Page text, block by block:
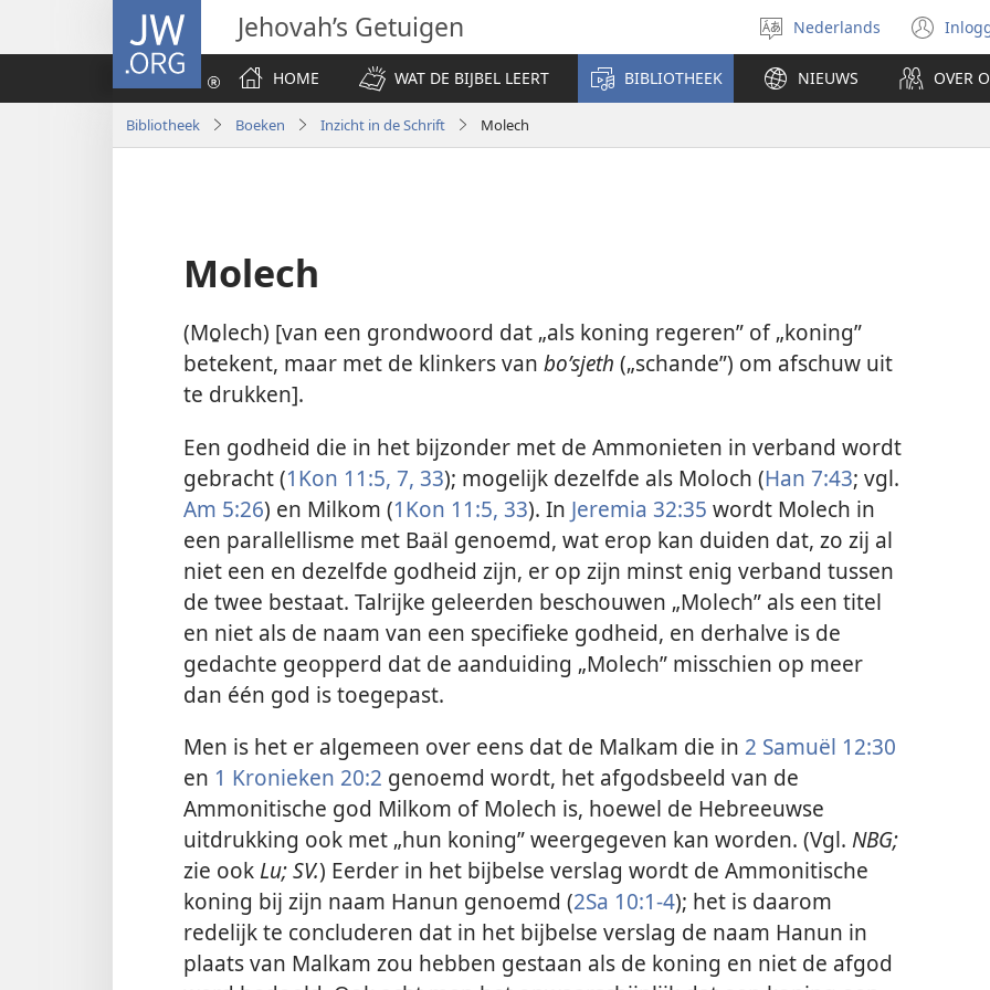
JW.ORG Jehovah’s Getuigen
Taal
selecteren
Nederlands
HOME
WAT DE BIJBEL LEERT BIBLIOTHEEK NIEUWS OVER
Bibliotheek Boeken Inzicht in de Schrift Molech
Molech
(Mo̱lech) [van een grondwoord dat „als koning regeren” of „koning”
betekent, maar met de klinkers van boʹsjeth („schande”) om afschuw uit
te drukken].
Een godheid die in het bijzonder met de Ammonieten in verband wordt
gebracht (1Kon 11:5, 7, 33); mogelijk dezelfde als Moloch (Han 7:43; vgl.
Am 5:26) en Milkom (1Kon 11:5, 33). In Jeremia 32:35 wordt Molech in
een parallellisme met Baäl genoemd, wat erop kan duiden dat, zo zij al
niet een en dezelfde godheid zijn, er op zijn minst enig verband tussen
de twee bestaat. Talrijke geleerden beschouwen „Molech” als een titel
en niet als de naam van een specifieke godheid, en derhalve is de
gedachte geopperd dat de aanduiding „Molech” misschien op meer
dan één god is toegepast.
Men is het er algemeen over eens dat de Malkam die in 2 Samuël 12:30
en 1 Kronieken 20:2 genoemd wordt, het afgodsbeeld van de
Ammonitische god Milkom of Molech is, hoewel de Hebreeuwse
uitdrukking ook met „hun koning” weergegeven kan worden. (Vgl. NBG;
zie ookLu; SV.) Eerder in het bijbelse verslag wordt de Ammonitische
koning bij zijn naam Hanun genoemd (2Sa 10:1-4); het is daarom
redelijk te concluderen dat in het bijbelse verslag de naam Hanun in
plaats van Malkam zou hebben gestaan als de koning en niet de afgod